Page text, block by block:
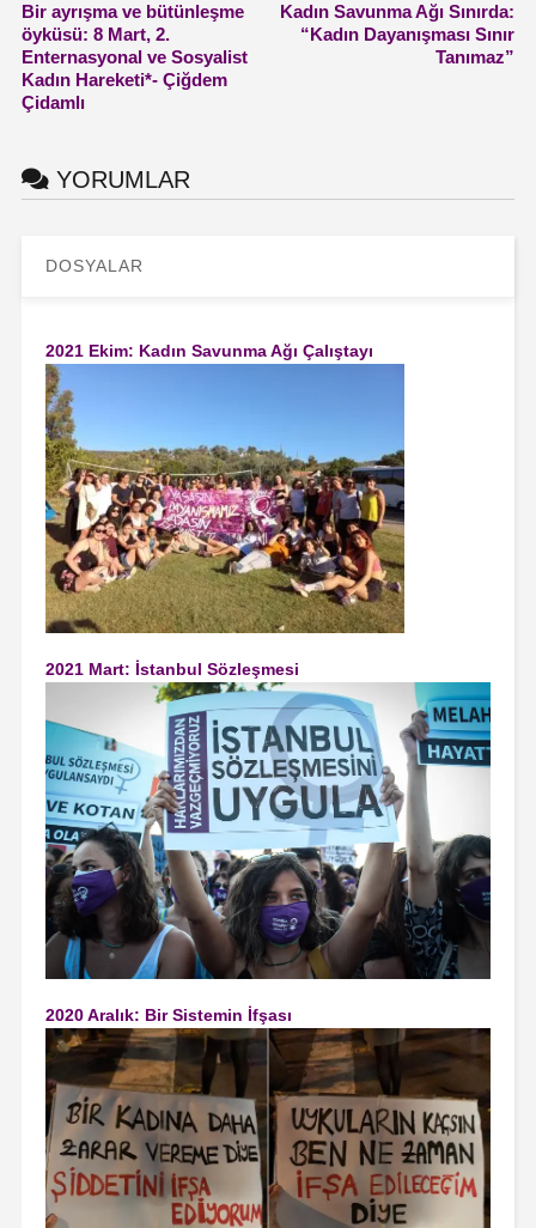
Bir ayrışma ve bütünleşme
öyküsü: 8 Mart, 2.
Enternasyonal ve Sosyalist
Kadın Hareketi*- Çiğdem
Çidamlı
Kadın Savunma Ağı Sınırda:
“Kadın Dayanışması Sınır
Tanımaz”
YORUMLAR
DOSYALAR
2021 Ekim: Kadın Savunma Ağı Çalıştayı
2021 Mart: İstanbul Sözleşmesi
2020 Aralık: Bir Sistemin İfşası